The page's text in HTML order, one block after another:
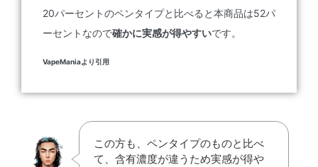
20パーセントのペンタイプと比べると本商品は52パ
ーセントなので確かに実感が得やすいです。
VapeManiaより引用
この方も、ペンタイプのものと比べ
て、含有濃度が違うため実感が得や